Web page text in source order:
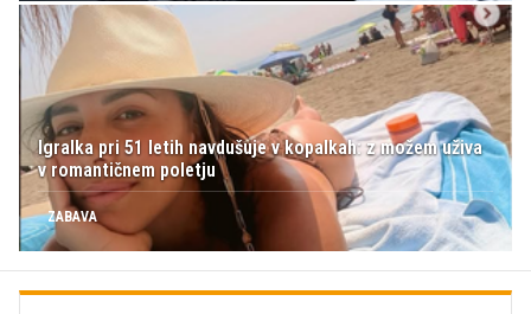
Igralka pri 51 letih navdušuje v kopalkah: z možem uživa
v romantičnem poletju
ZABAVA